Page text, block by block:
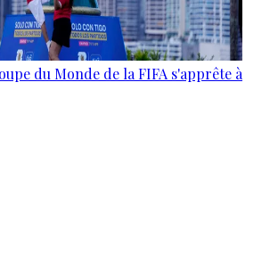
du Monde de la FIFA s'apprête à